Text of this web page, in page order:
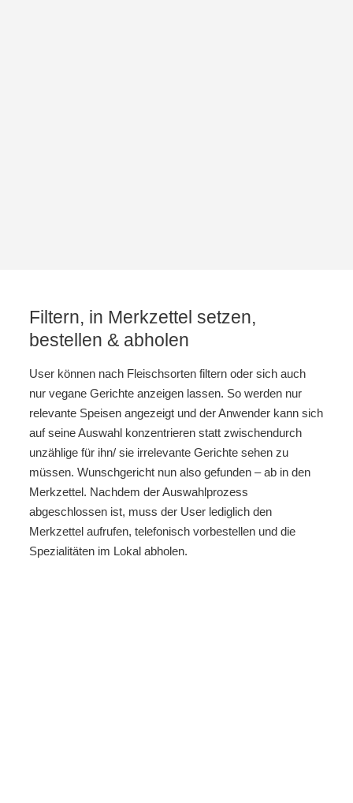
Filtern, in Merkzettel setzen,
bestellen & abholen
User können nach Fleischsorten filtern oder sich auch
nur vegane Gerichte anzeigen lassen. So werden nur
relevante Speisen angezeigt und der Anwender kann sich
auf seine Auswahl konzentrieren statt zwischendurch
unzählige für ihn/ sie irrelevante Gerichte sehen zu
müssen. Wunschgericht nun also gefunden – ab in den
Merkzettel. Nachdem der Auswahlprozess
abgeschlossen ist, muss der User lediglich den
Merkzettel aufrufen, telefonisch vorbestellen und die
Spezialitäten im Lokal abholen.